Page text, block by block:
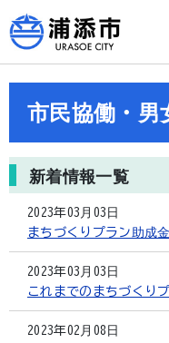
市民協働・男
新着情報一覧
2023年03月03日
まちづくりプラン助成
2023年03月03日
これまでのまちづくり
2023年02月08日